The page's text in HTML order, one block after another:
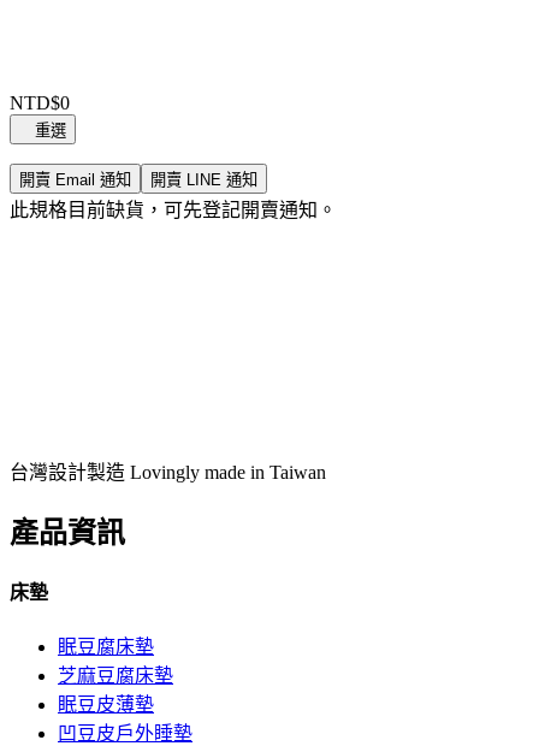
1
of
0
NTD$0
重選
開賣 Email 通知 開賣 LINE 通知
此規格目前缺貨，可先登記開賣通知。
台灣設計製造 Lovingly made in Taiwan
產品資訊
床墊
眠豆腐床墊
芝麻豆腐床墊
眠豆皮薄墊
凹豆皮戶外睡墊